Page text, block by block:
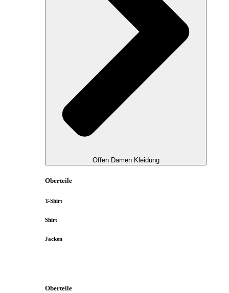
Offen Damen Kleidung
Oberteile
T-Shirt
Shirt
Jacken
Oberteile